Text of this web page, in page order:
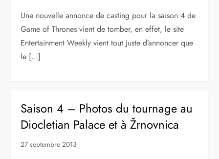
Une nouvelle annonce de casting pour la saison 4 de
Game of Thrones vient de tomber, en effet, le site
Entertainment Weekly vient tout juste d’annoncer que
le […]
Saison 4 – Photos du tournage au
Diocletian Palace et à Žrnovnica
27 septembre 2013